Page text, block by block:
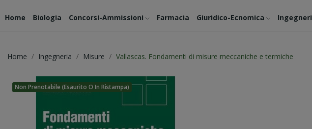
Home Biologia Concorsi-Ammissioni Farmacia Giuridico-Ecnomica
Home Ingegneria Misure Vallascas. Fondamenti di misure meccaniche e termiche
Non Prenotabile (esaurito O In Ristampa)